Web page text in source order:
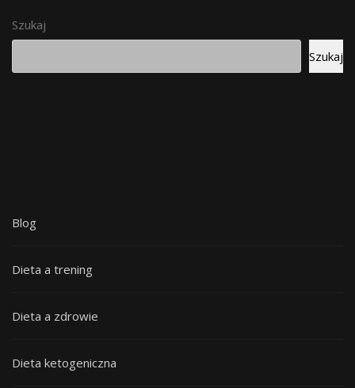
Szukaj
Szukaj
Blog
Dieta a trening
Dieta a zdrowie
Dieta ketogeniczna